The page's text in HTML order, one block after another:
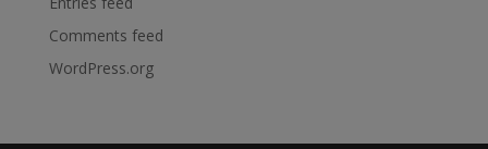
Comments feed
WordPress.org